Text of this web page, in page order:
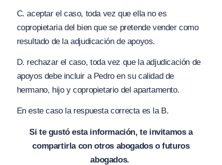
C. aceptar el caso, toda vez que ella no es
copropietaria del bien que se pretende vender como
resultado de la adjudicación de apoyos.
D. rechazar el caso, toda vez que la adjudicación de
apoyos debe incluir a Pedro en su calidad de
hermano, hijo y copropietario del apartamento.
En este caso la respuesta correcta es la B.
Si te gustó esta información, te invitamos a
compartirla con otros abogados o futuros
abogados.